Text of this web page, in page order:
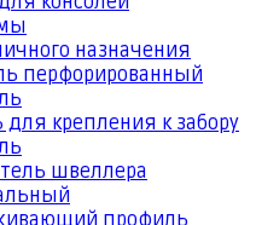
назначения
перфорированный
крепления к забору
швеллера
профиль